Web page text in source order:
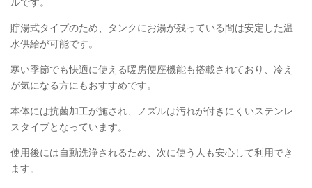
貯湯式タイプのため、タンクにお湯が残っている間は安定した温
水供給が可能です。
寒い季節でも快適に使える暖房便座機能も搭載されており、冷え
が気になる方にもおすすめです。
本体には抗菌加工が施され、ノズルは汚れが付きにくいステンレ
スタイプとなっています。
使用後には自動洗浄されるため、次に使う人も安心して利用でき
ます。